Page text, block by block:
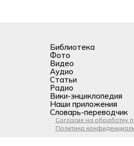
Библиотека
Фото
Видео
Аудио
Статьи
Радио
Вики-энциклопедия
Наши приложения
Словарь-переводчик
Согласие на обработку
Политика